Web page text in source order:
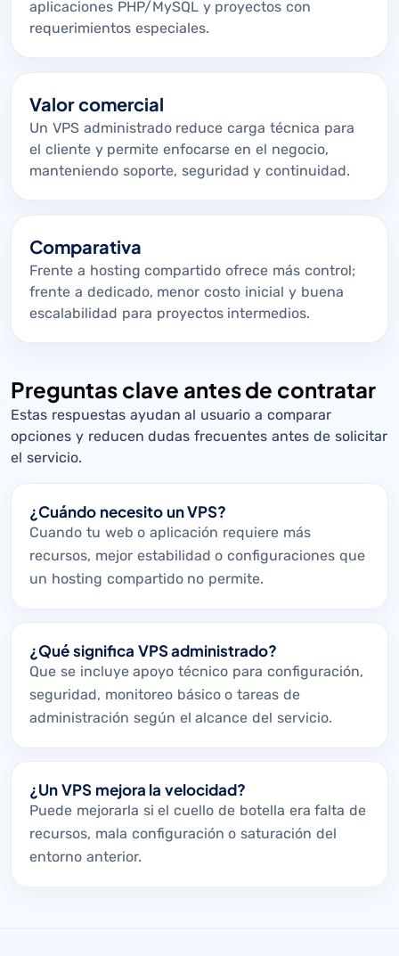
aplicaciones PHP/MySQL y proyectos con
requerimientos especiales.
Valor comercial
Un VPS administrado reduce carga técnica para
el cliente y permite enfocarse en el negocio,
manteniendo soporte, seguridad y continuidad.
Comparativa
Frente a hosting compartido ofrece más control;
frente a dedicado, menor costo inicial y buena
escalabilidad para proyectos intermedios.
Preguntas clave antes de contratar
Estas respuestas ayudan al usuario a comparar
opciones y reducen dudas frecuentes antes de solicitar
el servicio.
¿Cuándo necesito un VPS?
Cuando tu web o aplicación requiere más
recursos, mejor estabilidad o configuraciones que
un hosting compartido no permite.
¿Qué significa VPS administrado?
Que se incluye apoyo técnico para configuración,
seguridad, monitoreo básico o tareas de
administración según el alcance del servicio.
¿Un VPS mejora la velocidad?
Puede mejorarla si el cuello de botella era falta de
recursos, mala configuración o saturación del
entorno anterior.